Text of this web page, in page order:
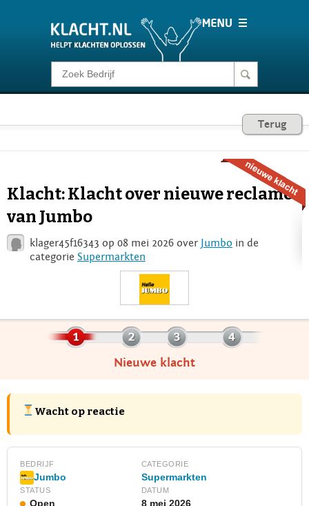
Klacht melden
Consumentenrecht
Voor Bedrijven
Login
Terug
Klacht: Klacht over nieuwe reclames
van Jumbo
klager45f16343 op 08 mei 2026 over Jumbo in de
categorie Supermarkten
Nieuwe klacht
Wacht op reactie
BEDRIJF
Jumbo
CATEGORIE
Supermarkten
STATUS
Open
DATUM
8 mei 2026